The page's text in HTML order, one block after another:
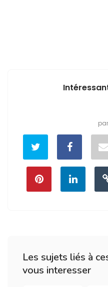
Les sujets liés à
vous interesser